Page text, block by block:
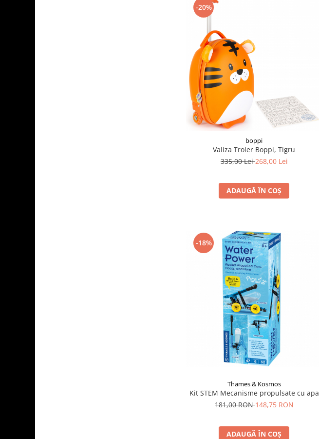
-20%
boppi
Valiza Troler Boppi, Tigru
335,00 Lei268,00 Lei
ADAUGĂ ÎN COȘ
-18%
Thames & Kosmos
Kit STEM Mecanisme propulsate cu apa
181,00 RON148,75 RON
ADAUGĂ ÎN COȘ